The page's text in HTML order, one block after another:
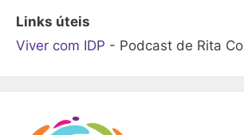
Links úteis
Viver com IDP - Podcast de Rita